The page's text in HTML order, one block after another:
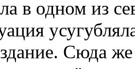
в одном из
Сюда